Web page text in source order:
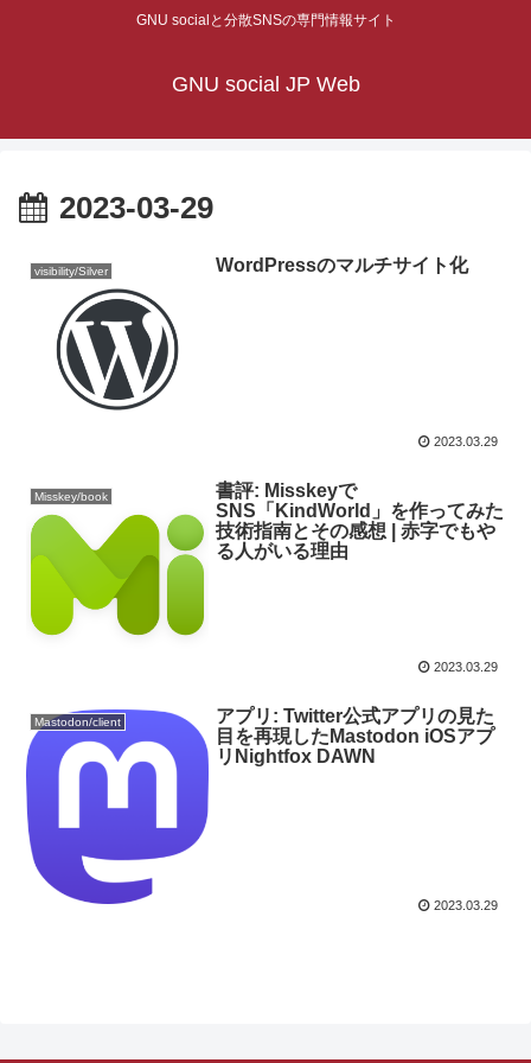
GNU socialと分散SNSの専門情報サイト
GNU social JP Web
2023-03-29
visibility/Silver WordPressのマルチサイト化
2023.03.29
Misskey/book
書評: Misskeyで
SNS「KindWorld」を作ってみた
技術指南とその感想 | 赤字でもや
る人がいる理由
2023.03.29
Mastodon/client
アプリ: Twitter公式アプリの見た
目を再現したMastodon iOSアプ
リNightfox DAWN
2023.03.29